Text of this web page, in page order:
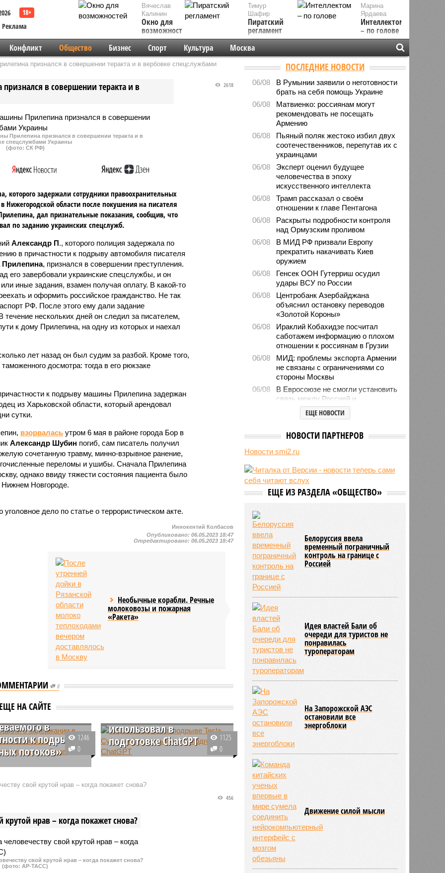
Реклама
Вячеслав
Калинин
Окно для
возможностей
Марина
Ярдаева
Интеллектом
– по голове
Тимур
Шафир
Пиратский
регламент
Конфликт Общество Бизнес Спорт Культура Москва
признался в совершении теракта и в вербовке спецслужбами
в совершении теракта и в 2618
Прилепина признался в совершении теракта и в
спецслужбами Украины
(фото: СК РФ)
которого задержали сотрудники правоохранительных
в Нижегородской области после покушения на писателя
дал признательные показания, сообщив, что
по заданию украинских спецслужб.
Александр П., которого полиция задержала по
в причастности к подрыву автомобиля писателя
Прилепина, признался в совершении преступления.
его завербовали украинские спецслужбы, и он
иные задания, взамен получая оплату. В какой-то
и оформить российское гражданство. Не так
РФ. После этого ему дали задание
нескольких дней он следил за писателем,
к дому Прилепина, на одну из которых и наехал
лет назад он был судим за разбой. Кроме того,
досмотра: тогда в его рюкзаке
к подрыву машины Прилепина задержан
из Харьковской области, который арендовал
сутки.
взорваласьутром 6 мая в районе города Бор в
Александр Шубин погиб, сам писатель получил
сочетанную травму, минно-взрывное ранение,
переломы и ушибы. Сначала Прилепина
однако ввиду тяжести состояния пациента было
Нижнем Новгороде.
дело по статье о террористическом акте.
Иннокентий Колбасов
Опубликовано:06.05.2023 18:47
Отредактировано:06.05.2023 18:47
Необычные корабли. Речные
молоковозы и пожарная
«Ракета»
0
ЕЩЕ НА САЙТЕ
о
в Польше
в
к подрыву
потоков»
был задержан
газопроводов
1246
0
Подозреваемый в
использовал в
подготовке ChatGPT
Мэттью Лайвелсбергер,
отеля в Лас-Вегасе, использовал
ChatGPT для подготовки своего
1125
0
свой крутой нрав – когда покажет снова?
нрав – когда покажет снова?
456
свой крутой нрав – когда покажет снова?
(фото: АР-ТАСС)
ПОСЛЕДНИЕ НОВОСТИ
06/08
В Румынии заявили о неготовности
брать на себя помощь Украине
06/08
Матвиенко: россиянам могут
рекомендовать не посещать
Армению
06/08
Пьяный поляк жестоко избил двух
соотечественников, перепутав их с
украинцами
06/08
Эксперт оценил будущее
человечества в эпоху
искусственного интеллекта
06/08
Трамп рассказал о своём
отношении к главе Пентагона
06/08
Раскрыты подробности контроля
над Ормузским проливом
06/08
В МИД РФ призвали Европу
прекратить накачивать Киев
оружием
06/08
Генсек ООН Гутерриш осудил
удары ВСУ по России
06/08
Центробанк Азербайджана
объяснил остановку переводов
«Золотой Короны»
06/08
Ираклий Кобахидзе посчитал
саботажем информацию о плохом
отношении к россиянам в Грузии
06/08
МИД: проблемы экспорта Армении
не связаны с ограничениями со
стороны Москвы
06/08
В Евросоюзе не смогли установить
связь между Россией и
миграционным кризисом в Сеуте
Ямпольская объяснила причины
ведущие вузы страны
06/08
Euractiv: закрытие границы с
экономики Финляндии
06/08
Минобрнауки осенью примет
решение о правилах приёма на
ЕЩЕ НОВОСТИ
НОВОСТИ ПАРТНЕРОВ
Новости smi2.ru
ЕЩЕ ИЗ РАЗДЕЛА «ОБЩЕСТВО»
Белоруссия ввела
временный пограничный
контроль на границе с
Россией
Идея властей Бали об
очереди для туристов не
понравилась
туроператорам
На Запорожской АЭС
остановили все
энергоблоки
Движение силой мысли